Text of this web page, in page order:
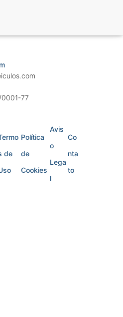
0001-77
de
Política
de
Cookies
Avis
o
Lega
l
Co
nta
to